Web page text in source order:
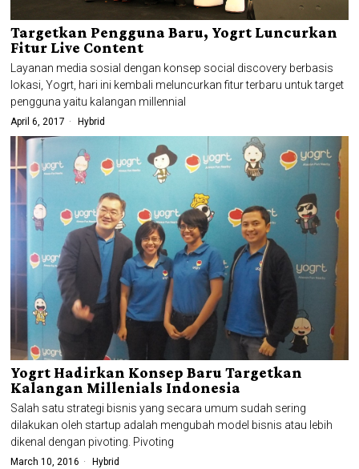
Targetkan Pengguna Baru, Yogrt Luncurkan
Fitur Live Content
Layanan media sosial dengan konsep social discovery berbasis
lokasi, Yogrt, hari ini kembali meluncurkan fitur terbaru untuk target
pengguna yaitu kalangan millennial
April 6, 2017 Hybrid
Yogrt Hadirkan Konsep Baru Targetkan
Kalangan Millenials Indonesia
Salah satu strategi bisnis yang secara umum sudah sering
dilakukan oleh startup adalah mengubah model bisnis atau lebih
dikenal dengan pivoting. Pivoting
March 10, 2016 Hybrid